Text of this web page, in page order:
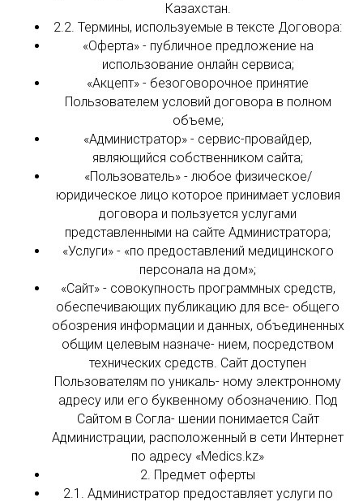
Казахстан.
2.2. Термины, используемые в тексте Договора:
«Оферта» - публичное предложение на
использование онлайн сервиса;
«Акцепт» - безоговорочное принятие
Пользователем условий договора в полном
объеме;
«Администратор» - сервис-провайдер,
являющийся собственником сайта;
«Пользователь» - любое физическое/
юридическое лицо которое принимает условия
договора и пользуется услугами
представленными на сайте Администратора;
«Услуги» - «по предоставлений медицинского
персонала на дом»;
«Сайт» - совокупность программных средств,
обеспечивающих публикацию для все- общего
обозрения информации и данных, объединенных
общим целевым назначе- нием, посредством
технических средств. Сайт доступен
Пользователям по уникаль- ному электронному
адресу или его буквенному обозначению. Под
Сайтом в Согла- шении понимается Сайт
Администрации, расположенный в сети Интернет
по адресу «Medics.kz»
2. Предмет оферты
2.1. Администратор предоставляет услуги по